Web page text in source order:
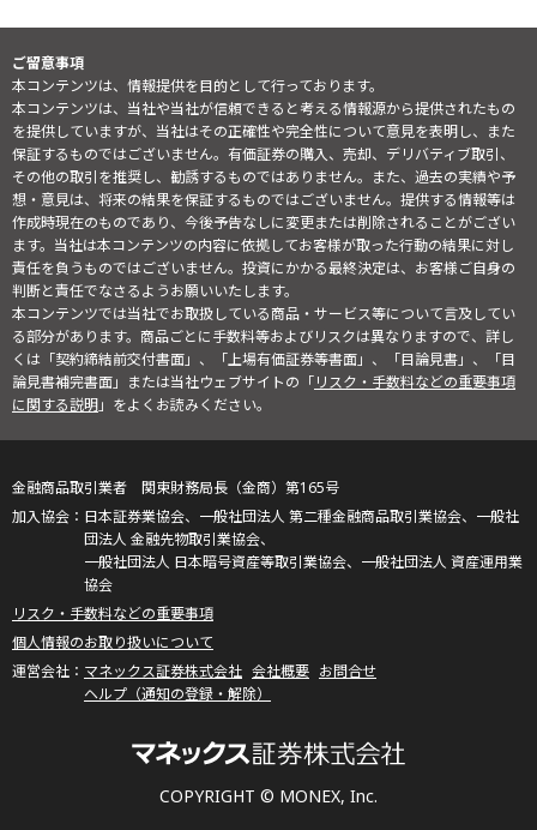
ご留意事項
本コンテンツは、情報提供を目的として行っております。
本コンテンツは、当社や当社が信頼できると考える情報源から提供されたもの
を提供していますが、当社はその正確性や完全性について意見を表明し、また
保証するものではございません。有価証券の購入、売却、デリバティブ取引、
その他の取引を推奨し、勧誘するものではありません。また、過去の実績や予
想・意見は、将来の結果を保証するものではございません。提供する情報等は
作成時現在のものであり、今後予告なしに変更または削除されることがござい
ます。当社は本コンテンツの内容に依拠してお客様が取った行動の結果に対し
責任を負うものではございません。投資にかかる最終決定は、お客様ご自身の
判断と責任でなさるようお願いいたします。
本コンテンツでは当社でお取扱している商品・サービス等について言及してい
る部分があります。商品ごとに手数料等およびリスクは異なりますので、詳し
くは「契約締結前交付書面」、「上場有価証券等書面」、「目論見書」、「目
論見書補完書面」または当社ウェブサイトの「リスク・手数料などの重要事項
に関する説明」をよくお読みください。
COPYRIGHT © MONEX, Inc.
金融商品取引業者 関東財務局長（金商）第165号
日本証券業協会、一般社団法人 第二種金融商品取引業協会、一般社
団法人 金融先物取引業協会、
一般社団法人 日本暗号資産等取引業協会、一般社団法人 資産運用業
協会
リスク・手数料などの重要事項
個人情報のお取り扱いについて
マネックス証券株式会社 会社概要 お問合せ
ヘルプ（通知の登録・解除）